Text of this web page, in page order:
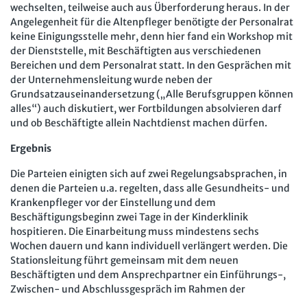
wechselten, teilweise auch aus Überforderung heraus. In der
Angelegenheit für die Altenpfleger benötigte der Personalrat
keine Einigungsstelle mehr, denn hier fand ein Workshop mit
der Dienststelle, mit Beschäftigten aus verschiedenen
Bereichen und dem Personalrat statt. In den Gesprächen mit
der Unternehmensleitung wurde neben der
Grundsatzauseinandersetzung („Alle Berufsgruppen können
alles“) auch diskutiert, wer Fortbildungen absolvieren darf
und ob Beschäftigte allein Nachtdienst machen dürfen.
Ergebnis
Die Parteien einigten sich auf zwei Regelungsabsprachen, in
denen die Parteien u.a. regelten, dass alle Gesundheits- und
Krankenpfleger vor der Einstellung und dem
Beschäftigungsbeginn zwei Tage in der Kinderklinik
hospitieren. Die Einarbeitung muss mindestens sechs
Wochen dauern und kann individuell verlängert werden. Die
Stationsleitung führt gemeinsam mit dem neuen
Beschäftigten und dem Ansprechpartner ein Einführungs-,
Zwischen- und Abschlussgespräch im Rahmen der